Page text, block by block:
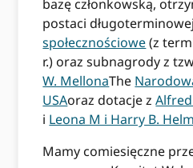
bazę członkowską,
postaci długoterminowej
społecznościowe(z
r.) oraz subnagrody z
W. MellonaThe
USAoraz dotacje z
i Leona M i Harry B.
Mamy comiesięczne